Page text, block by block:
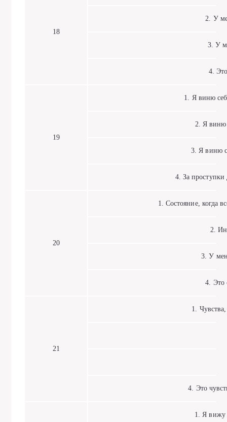
18
2. У
3. У
4. Это
19
1. Я виню
2. Я виню
3. Я виню
4. За проступки
20
1. Состояние, когда
2.
3. У
4. Это
21
1. Чувства,
4. Это
1. Я вижу